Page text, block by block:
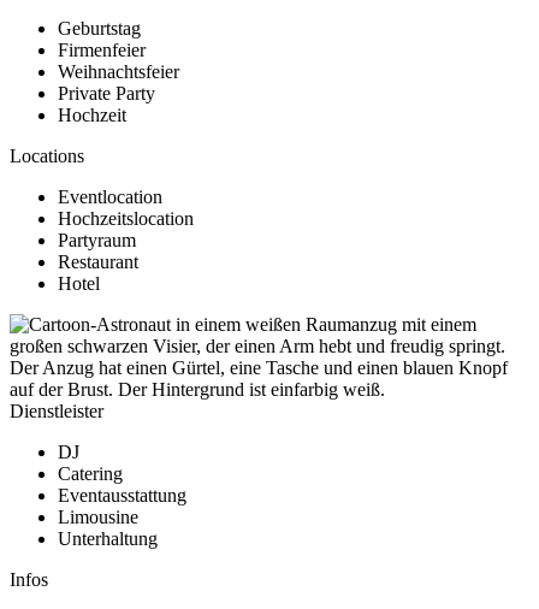
Geburtstag
Firmenfeier
Weihnachtsfeier
Private Party
Hochzeit
Locations
Eventlocation
Hochzeitslocation
Partyraum
Restaurant
Hotel
Dienstleister
DJ
Catering
Eventausstattung
Limousine
Unterhaltung
Infos